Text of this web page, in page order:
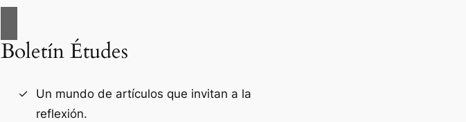
Boletín Études
Un mundo de artículos que invitan a la
reflexión.